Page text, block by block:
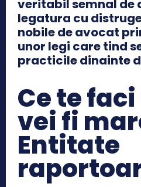
veritabil semnal de
legatura cu
nobile de avocat
unor legi care tind
practicile dinainte
Ce te
vei fi
Entitate